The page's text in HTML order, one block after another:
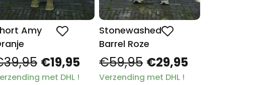
Amy
€19,95
met DHL !
Stonewashed
Barrel Roze
€59,95 €29,95
Verzending met DHL !